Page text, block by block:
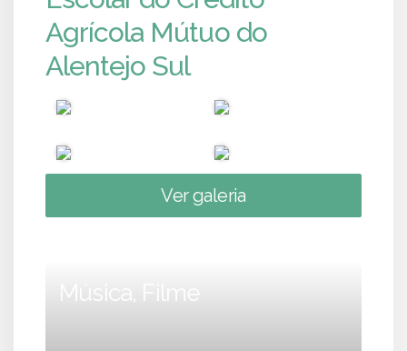
Agrícola Mútuo do
Alentejo Sul
Ver galeria
Música, Filme